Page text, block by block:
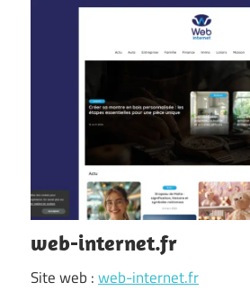
web-internet.fr
Site web :web-internet.fr